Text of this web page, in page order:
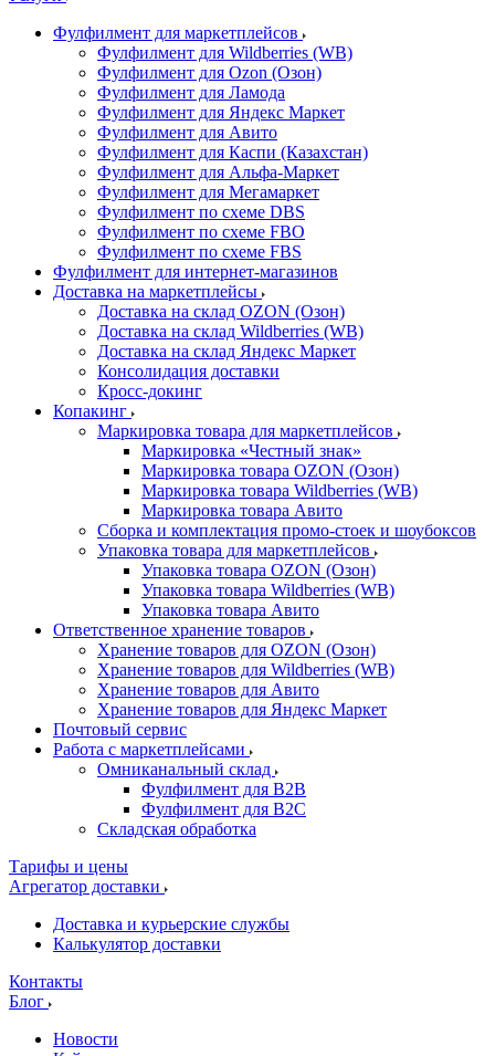
Фулфилмент для маркетплейсов
Фулфилмент для Wildberries (WB)
Фулфилмент для Ozon (Озон)
Фулфилмент для Ламода
Фулфилмент для Яндекс Маркет
Фулфилмент для Авито
Фулфилмент для Каспи (Казахстан)
Фулфилмент для Альфа-Маркет
Фулфилмент для Мегамаркет
Фулфилмент по схеме DBS
Фулфилмент по схеме FBO
Фулфилмент по схеме FBS
Фулфилмент для интернет-магазинов
Доставка на маркетплейсы
Доставка на склад OZON (Озон)
Доставка на склад Wildberries (WB)
Доставка на склад Яндекс Маркет
Консолидация доставки
Кросс-докинг
Копакинг
Маркировка товара для маркетплейсов
Маркировка «Честный знак»
Маркировка товара OZON (Озон)
Маркировка товара Wildberries (WB)
Маркировка товара Авито
Сборка и комплектация промо-стоек и шоубоксов
Упаковка товара для маркетплейсов
Упаковка товара OZON (Озон)
Упаковка товара Wildberries (WB)
Упаковка товара Авито
Ответственное хранение товаров
Хранение товаров для OZON (Озон)
Хранение товаров для Wildberries (WB)
Хранение товаров для Авито
Хранение товаров для Яндекс Маркет
Почтовый сервис
Работа с маркетплейсами
Омниканальный склад
Фулфилмент для B2B
Фулфилмент для B2C
Складская обработка
Тарифы и цены
Агрегатор доставки
Доставка и курьерские службы
Калькулятор доставки
Контакты
Блог
Новости